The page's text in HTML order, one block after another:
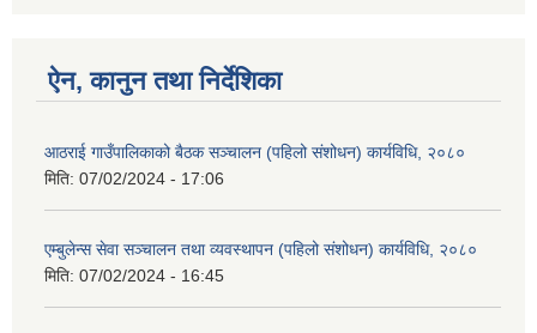
ऐन, कानुन तथा निर्देशिका
आठराई गाउँपालिकाको बैठक सञ्चालन (पहिलो संशोधन) कार्यविधि, २०८०
मिति: 07/02/2024 - 17:06
एम्बुलेन्स सेवा सञ्चालन तथा व्यवस्थापन (पहिलो संशोधन) कार्यविधि, २०८०
मिति: 07/02/2024 - 16:45